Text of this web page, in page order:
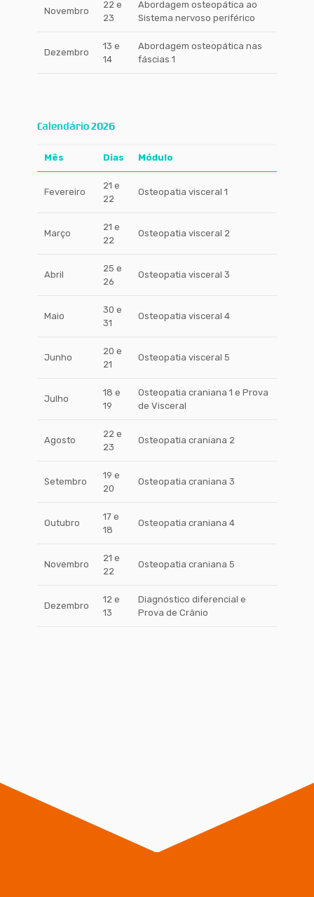
Novembro
22 e
23
Abordagem osteopática ao
Sistema nervoso periférico
Dezembro
13 e
14
Abordagem osteopática nas
fáscias 1
Calendário 2026
Mês Dias Módulo
Fevereiro
21 e
22
Osteopatia visceral 1
Março
21 e
22
Osteopatia visceral 2
Abril
25 e
26
Osteopatia visceral 3
Maio
30 e
31
Osteopatia visceral 4
Junho
20 e
21
Osteopatia visceral 5
Julho
18 e
19
Osteopatia craniana 1 e Prova
de Visceral
Agosto
22 e
23
Osteopatia craniana 2
Setembro
19 e
20
Osteopatia craniana 3
Outubro
17 e
18
Osteopatia craniana 4
Novembro
21 e
22
Osteopatia craniana 5
Dezembro
12 e
13
Diagnóstico diferencial e
Prova de Crânio